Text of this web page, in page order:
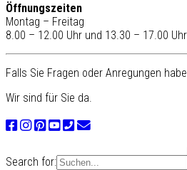
Öffnungszeiten
Montag – Freitag
8.00 – 12.00 Uhr und 13.30 – 17.00 Uhr
Falls Sie Fragen oder Anregungen
Wir sind für Sie da.
Search for: